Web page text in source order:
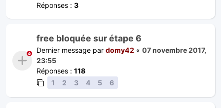
Réponses : 3
free bloquée sur étape 6
Dernier message par domy42 « 07 novembre 2017,
23:55
Réponses : 118
1
2 3 4 5 6